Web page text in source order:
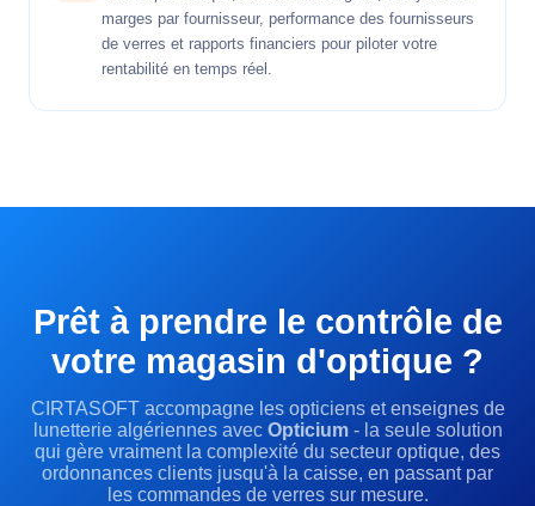
marges par fournisseur, performance des fournisseurs
de verres et rapports financiers pour piloter votre
rentabilité en temps réel.
Prêt à prendre le contrôle de
votre magasin d'optique ?
CIRTASOFT accompagne les opticiens et enseignes de
lunetterie algériennes avec Opticium- la seule solution
qui gère vraiment la complexité du secteur optique, des
ordonnances clients jusqu'à la caisse, en passant par
les commandes de verres sur mesure.